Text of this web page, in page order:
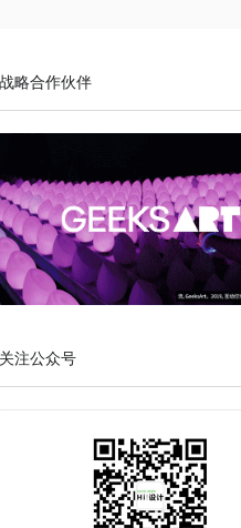
略合作伙伴
注公众号